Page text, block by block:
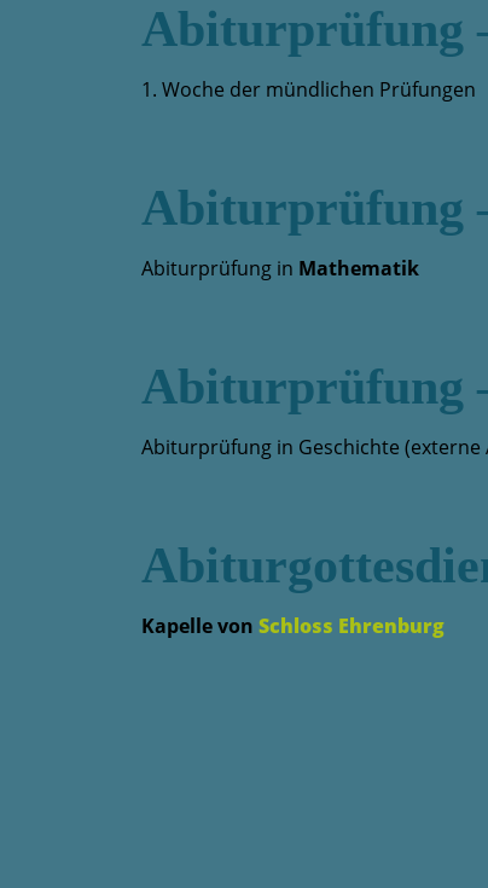
Abiturprüfung
1. Woche der mündlichen Prüfungen
Abiturprüfung
Abiturprüfung in Mathematik
Abiturprüfung
Abiturprüfung in Geschichte
Kapelle von Schloss Ehrenburg